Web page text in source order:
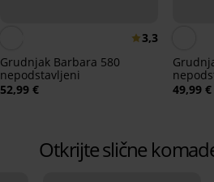
3,3
Grudnjak Barbara 580
nepodstavljeni
52,99 €
49,99 €
Otkrijte slične